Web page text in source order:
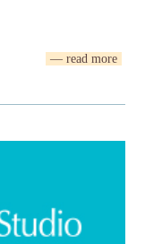
— read more